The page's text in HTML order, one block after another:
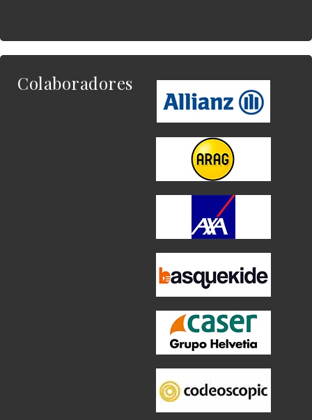
Colaboradores